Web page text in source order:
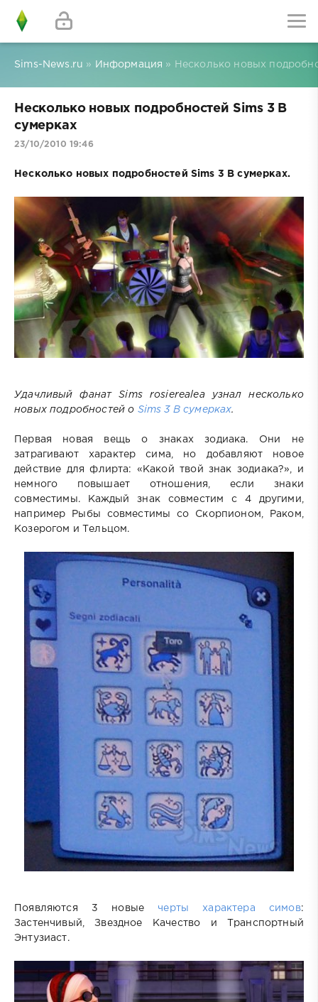
Sims-News.ru » Информация » Несколько новых
Несколько новых подробностей Sims 3 В
сумерках
23/10/2010 19:46
Несколько новых подробностей Sims 3 В сумерках.
Удачливый фанат Sims rosierealea узнал несколько
новых подробностей о Sims 3 В сумерках.
Первая новая вещь о знаках зодиака. Они не
затрагивают характер сима, но добавляют новое
действие для флирта: «Какой твой знак зодиака?», и
немного повышает отношения, если знаки
совместимы. Каждый знак совместим с 4 другими,
например Рыбы совместимы со Скорпионом, Раком,
Козерогом и Тельцом.
Появляются 3 новые черты характера симов:
Застенчивый, Звездное Качество и Транспортный
Энтузиаст.